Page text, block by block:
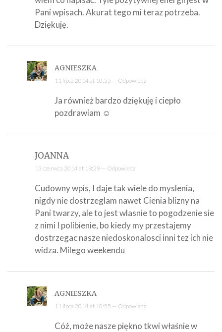
Pani wpisach. Akurat tego mi teraz potrzeba.
Dziękuję.
AGNIESZKA
11 lipca 2014 at 10:55 — Odpowiedz
Ja również bardzo dziękuję i ciepło
pozdrawiam ☺
JOANNA
13 czerwca 2014 at 18:29 — Odpowiedz
Cudowny wpis, I daje tak wiele do myslenia,
nigdy nie dostrzeglam nawet Cienia blizny na
Pani twarzy, ale to jest wlasnie to pogodzenie sie
z nimi I polibienie, bo kiedy my przestajemy
dostrzegac nasze niedoskonalosci inni tez ich nie
widza. Milego weekendu
AGNIESZKA
11 lipca 2014 at 10:55 — Odpowiedz
Cóż, może nasze piękno tkwi właśnie w